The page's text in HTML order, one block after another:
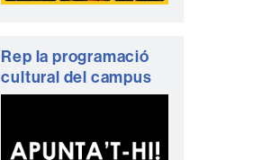
Rep la programació
cultural del campus